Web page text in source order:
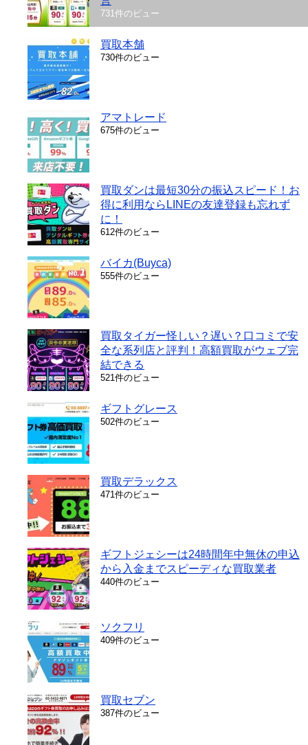
731件のビュー
買取本舗
730件のビュー
アマトレード
675件のビュー
買取ダンは最短30分の振込スピード！お
得に利用ならLINEの友達登録も忘れず
に！
612件のビュー
バイカ(Buyca)
555件のビュー
買取タイガー怪しい？遅い？口コミで安
全な系列店と評判！高額買取がウェブ完
結できる
521件のビュー
ギフトグレース
502件のビュー
買取デラックス
471件のビュー
ギフトジェシーは24時間年中無休の申込
から入金までスピーディな買取業者
440件のビュー
ソクフリ
409件のビュー
買取セブン
387件のビュー